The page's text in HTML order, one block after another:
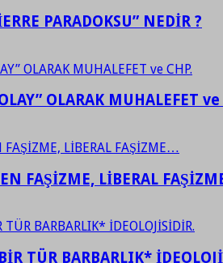
PARADOKSU” NEDİR ?
OLARAK MUHALEFET ve
FAŞİZME, LİBERAL
TÜR BARBARLIK*